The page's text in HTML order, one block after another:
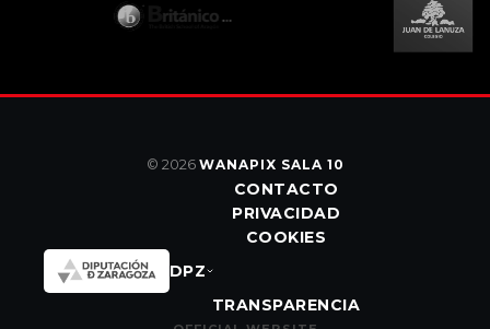
© 2026 WANAPIX SALA 10
CONTACTO
PRIVACIDAD
COOKIES
DPZ
TRANSPARENCIA